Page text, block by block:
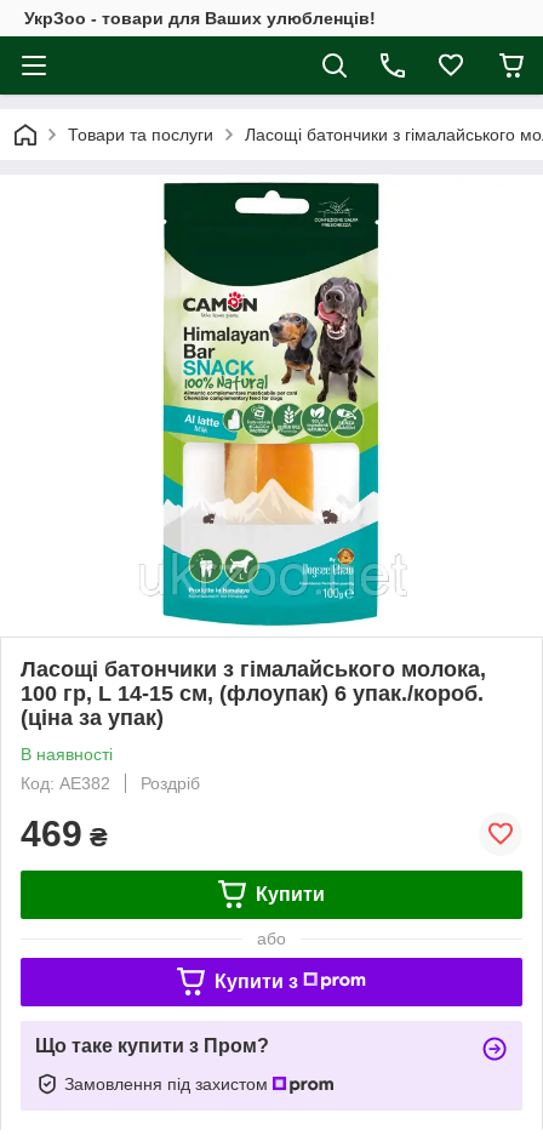
УкрЗоо - товари для Ваших улюбленців!
Товари та послуги Ласощі батончики з гімалайського
Ласощі батончики з гімалайського молока,
100 гр, L 14-15 см, (флоупак) 6 упак./короб.
(ціна за упак)
В наявності
Код: AE382
Роздріб
469 ₴
Купити
або
Купити з
Що таке купити з Пром?
Замовлення під захистом